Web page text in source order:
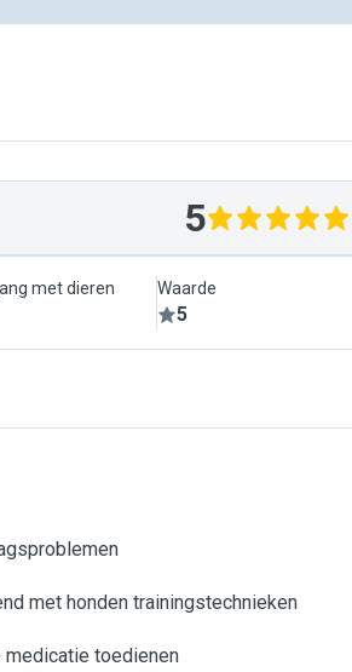
5
met dieren Waarde
5
met honden trainingstechnieken
medicatie toedienen